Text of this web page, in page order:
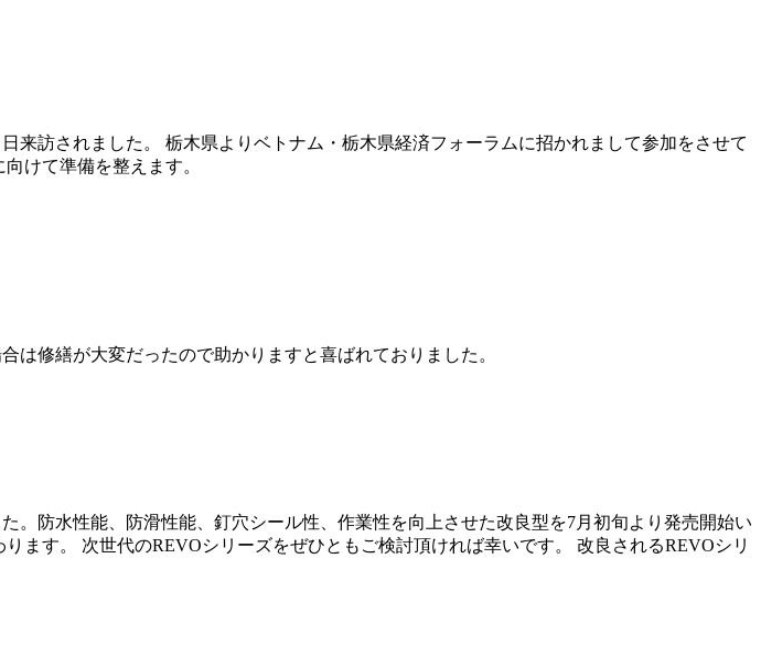
訪されました。 栃木県よりベトナム・栃木県経済フォーラムに招かれまして参加をさせて
けて準備を整えます。
修繕が大変だったので助かりますと喜ばれておりました。
防水性能、防滑性能、釘穴シール性、作業性を向上させた改良型を7月初旬より発売開始い
ます。 次世代のREVOシリーズをぜひともご検討頂ければ幸いです。 改良されるREVOシリ